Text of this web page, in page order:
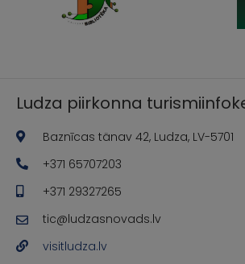
Ludza piirkonna
Baznīcas tänav 42, Ludza, LV-5701
+371 65707203
+371 29327265
tic@ludzasnovads.lv
visitludza.lv